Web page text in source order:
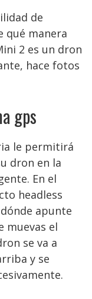
de
qué manera
2 es un dron
hace fotos
gps
le permitirá
dron en la
En el
headless
apunte
muevas el
se va a
y se